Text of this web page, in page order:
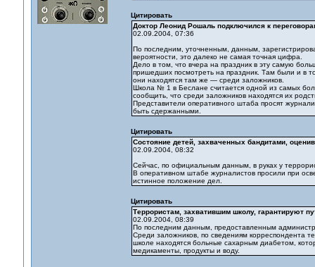
Цитировать
Доктор Леонид Рошаль подключился к
02.09.2004, 07:36
По последним, уточненным, данным,
вероятности, это далеко не самая точная цифра.
Дело в том, что вчера на праздник в эту самую
пришедших посмотреть на праздник. Там были и в
они находятся там же — среди заложников.
Школа № 1 в Беслане считается одной из самых
сообщить, что среди заложников находятся их
Представители оперативного штаба просят
быть сдержанными.
Цитировать
Состояние детей, захваченных бандитами,
02.09.2004, 08:32
Сейчас, по официальным данным, в руках у
В оперативном штабе журналистов просили при
истинное положение дел.
Цитировать
Террористам, захватившим школу, гарантируют
02.09.2004, 08:39
По последним данным, предоставленным
Среди заложников, по сведениям корреспондента
школе находятся больные сахарным диабетом,
медикаменты, продукты и воду.